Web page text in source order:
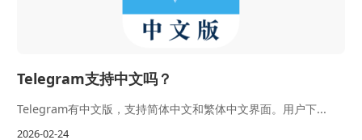
Telegram支持中文吗？
Telegram有中文版，支持简体中文和繁体中文界面。用户下...
2026-02-24